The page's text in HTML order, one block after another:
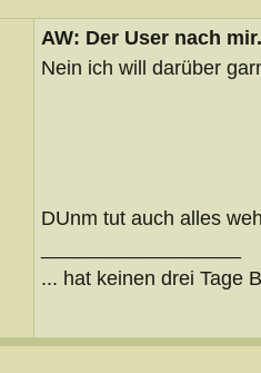
AW: Der User nach
Nein ich will darüber
DUnm tut auch alles
... hat keinen drei Tage